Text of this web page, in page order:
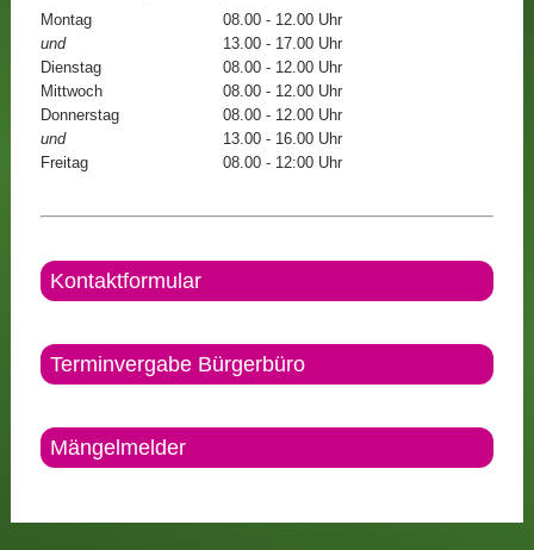
Montag
08.00 - 12.00 Uhr
und
13.00 - 17.00 Uhr
Dienstag
08.00 - 12.00 Uhr
Mittwoch
08.00 - 12.00 Uhr
Donnerstag
08.00 - 12.00 Uhr
und
13.00 - 16.00 Uhr
Freitag
08.00 - 12:00 Uhr
Kontaktformular
Terminvergabe Bürgerbüro
Mängelmelder